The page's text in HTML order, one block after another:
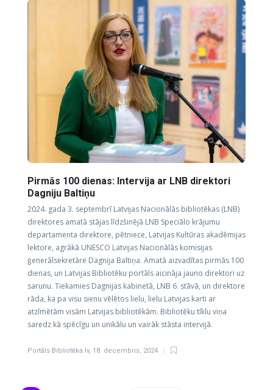
Pirmās 100 dienas: Intervija ar LNB direktori
Dagniju Baltiņu
2024. gada 3. septembrī Latvijas Nacionālās bibliotēkas (LNB)
direktores amatā stājas līdzšinējā LNB Speciālo krājumu
departamenta direktore, pētniece, Latvijas Kultūras akadēmijas
lektore, agrākā UNESCO Latvijas Nacionālās komisijas
ģenerālsekretāre Dagnija Baltiņa. Amatā aizvadītas pirmās 100
dienas, un Latvijas Bibliotēku portāls aicināja jauno direktori uz
sarunu. Tiekamies Dagnijas kabinetā, LNB 6. stāvā, un direktore
rāda, ka pa visu sienu vēlētos lielu, lielu Latvijas karti ar
atzīmētām visām Latvijas bibliotēkām. Bibliotēku tīklu viņa
saredz kā spēcīgu un unikālu un vairāk stāsta intervijā.
Portāls Bibliotēka.lv, 18. decembris, 2024